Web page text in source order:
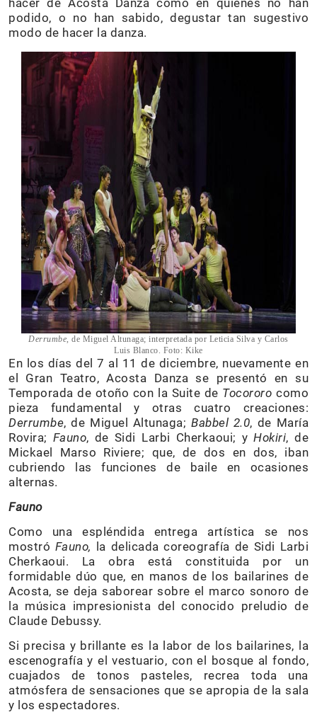
hacer de Acosta Danza como en quienes no han
podido, o no han sabido, degustar tan sugestivo
modo de hacer la danza.
Derrumbe, de Miguel Altunaga; interpretada por Leticia Silva y Carlos
Luis Blanco. Foto: Kike
En los días del 7 al 11 de diciembre, nuevamente en
el Gran Teatro, Acosta Danza se presentó en su
Temporada de otoño con la Suite de Tocororo como
pieza fundamental y otras cuatro creaciones:
Derrumbe, de Miguel Altunaga;Babbel 2.0, de María
Rovira; Fauno, de Sidi Larbi Cherkaoui; yHokiri, de
Mickael Marso Riviere; que, de dos en dos, iban
cubriendo las funciones de baile en ocasiones
alternas.
Fauno
Como una espléndida entrega artística se nos
mostró Fauno, la delicada coreografía de Sidi Larbi
Cherkaoui. La obra está constituida por un
formidable dúo que, en manos de los bailarines de
Acosta, se deja saborear sobre el marco sonoro de
la música impresionista del conocido preludio de
Claude Debussy.
Si precisa y brillante es la labor de los bailarines, la
escenografía y el vestuario, con el bosque al fondo,
cuajados de tonos pasteles, recrea toda una
atmósfera de sensaciones que se apropia de la sala
y los espectadores.